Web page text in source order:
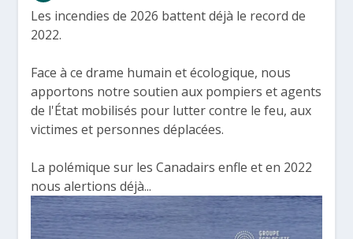
Les incendies de 2026 battent déjà le record de
2022.
Face à ce drame humain et écologique, nous
apportons notre soutien aux pompiers et agents
de l'État mobilisés pour lutter contre le feu, aux
victimes et personnes déplacées.
La polémique sur les Canadairs enfle et en 2022
nous alertions déjà...